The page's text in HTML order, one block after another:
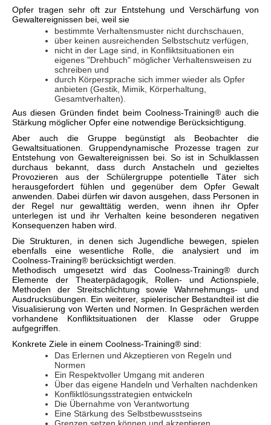
Opfer tragen sehr oft zur Entstehung und Verschärfung von
Gewaltereignissen bei, weil sie
bestimmte Verhaltensmuster nicht durchschauen,
über keinen ausreichenden Selbstschutz verfügen,
nicht in der Lage sind, in Konfliktsituationen ein
eigenes "Drehbuch" möglicher Verhaltensweisen zu
schreiben und
durch Körpersprache sich immer wieder als Opfer
anbieten (Gestik, Mimik, Körperhaltung,
Gesamtverhalten).
Aus diesen Gründen findet beim Coolness-Training® auch die
Stärkung möglicher Opfer eine notwendige Berücksichtigung.
Aber auch die Gruppe begünstigt als Beobachter die
Gewaltsituationen. Gruppendynamische Prozesse tragen zur
Entstehung von Gewaltereignissen bei. So ist in Schulklassen
durchaus bekannt, dass durch Anstacheln und gezieltes
Provozieren aus der Schülergruppe potentielle Täter sich
herausgefordert fühlen und gegenüber dem Opfer Gewalt
anwenden. Dabei dürfen wir davon ausgehen, dass Personen in
der Regel nur gewalttätig werden, wenn ihnen ihr Opfer
unterlegen ist und ihr Verhalten keine besonderen negativen
Konsequenzen haben wird.
Die Strukturen, in denen sich Jugendliche bewegen, spielen
ebenfalls eine wesentliche Rolle, die analysiert und im
Coolness-Training® berücksichtigt werden.
Methodisch umgesetzt wird das Coolness-Training® durch
Elemente der Theaterpädagogik, Rollen- und Actionspiele,
Methoden der Streitschlichtung sowie Wahrnehmungs- und
Ausdrucksübungen. Ein weiterer, spielerischer Bestandteil ist die
Visualisierung von Werten und Normen. In Gesprächen werden
vorhandene Konfliktsituationen der Klasse oder Gruppe
aufgegriffen.
Konkrete Ziele in einem Coolness-Training® sind:
Das Erlernen und Akzeptieren von Regeln und
Normen
Ein Respektvoller Umgang mit anderen
Über das eigene Handeln und Verhalten nachdenken
Konfliktlösungsstrategien entwickeln
Die Übernahme von Verantwortung
Eine Stärkung des Selbstbewusstseins